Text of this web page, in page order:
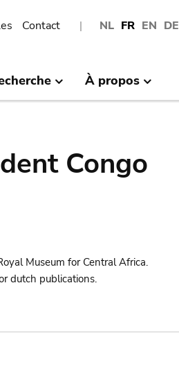
NL FR EN DE
Contact
À propos
Congo
Museum for Central Africa.
dutch publications.